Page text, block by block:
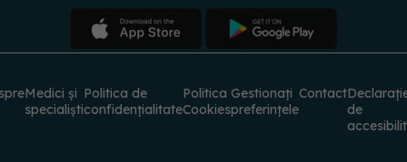
Medici și
specialiști
Politica de
confidențialitate
Politica
Cookies
Gestionați
preferințele
Contact
de